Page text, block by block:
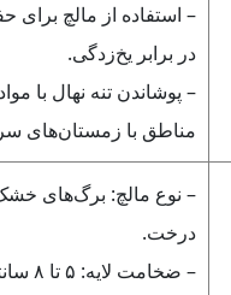
– استفاده از مالچ
در برابر یخ‌زدگی.
– پوشاندن تنه نهال با
مناطق با زمستان‌های
– نوع مالچ: برگ‌های
درخت.
–